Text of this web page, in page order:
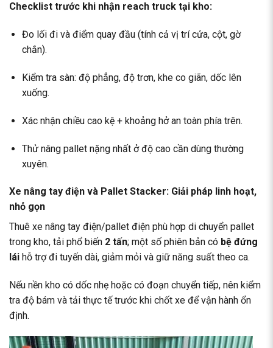
Checklist trước khi nhận reach truck tại kho:
Đo lối đi và điểm quay đầu (tính cả vị trí cửa, cột, gờ
chắn).
Kiểm tra sàn: độ phẳng, độ trơn, khe co giãn, dốc lên
xuống.
Xác nhận chiều cao kệ + khoảng hở an toàn phía trên.
Thử nâng pallet nặng nhất ở độ cao cần dùng thường
xuyên.
Xe nâng tay điện và Pallet Stacker: Giải pháp linh hoạt,
nhỏ gọn
Thuê xe nâng tay điện/pallet điện phù hợp di chuyển pallet
trong kho, tải phổ biến 2 tấn; một số phiên bản có bệ đứng
lái hỗ trợ đi tuyến dài, giảm mỏi và giữ năng suất theo ca.
Nếu nền kho có dốc nhẹ hoặc có đoạn chuyển tiếp, nên kiểm
tra độ bám và tải thực tế trước khi chốt xe để vận hành ổn
định.